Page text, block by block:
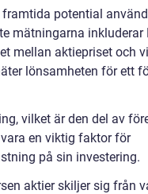
potential
mätningarna inkluderar
mellan aktiepriset och
lönsamheten för ett
vilket är den del av
en viktig faktor för
på sin investering.
aktier skiljer sig från